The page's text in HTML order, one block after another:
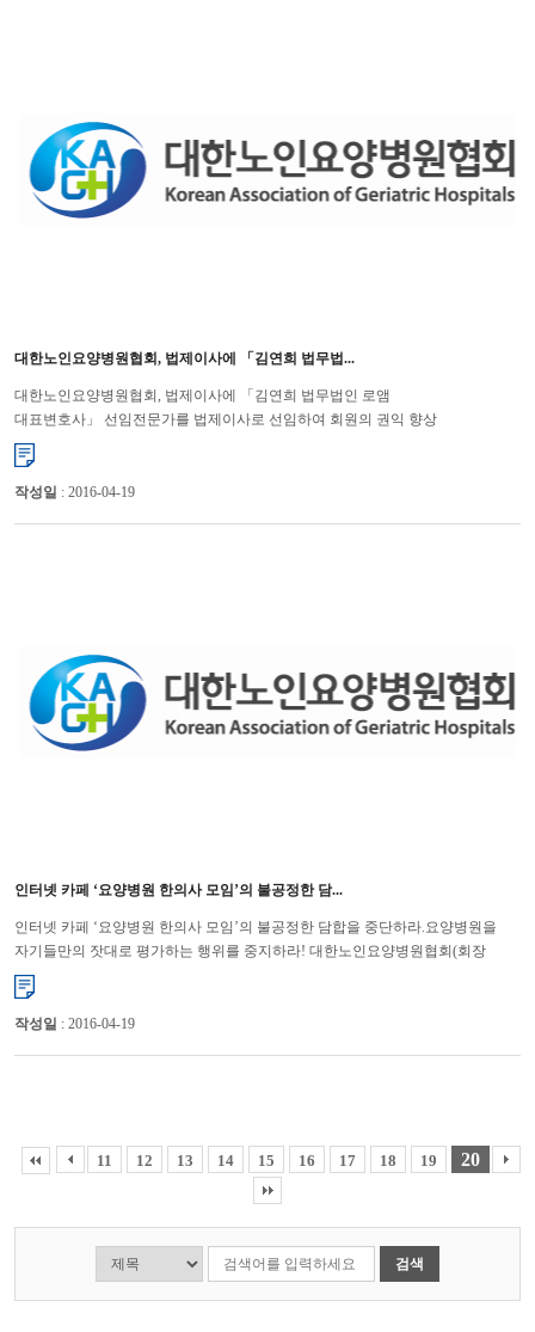
대한노인요양병원협회, 법제이사에 「김연희 법무법...
대한노인요양병원협회, 법제이사에 「김연희 법무법인 로앰
대표변호사」 선임전문가를 법제이사로 선임하여 회원의 권익 향상
기대 대한노인요양병원협회(회장 윤해영)는 지난 7월 24일에 법무법인 로...
작성일 : 2016-04-19
인터넷 카페 ‘요양병원 한의사 모임’의 불공정한 담...
인터넷 카페 ‘요양병원 한의사 모임’의 불공정한 담합을 중단하라.요양병원을
자기들만의 잣대로 평가하는 행위를 중지하라! 대한노인요양병원협회(회장
윤해영)가 ‘요양병원 한의사 모임’이라는 인터넷 카페...
작성일 : 2016-04-19
11 12 13 14 15 16 17 18 19 20
검색